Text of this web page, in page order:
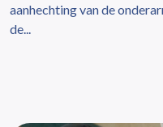
aanhechting van de
de...